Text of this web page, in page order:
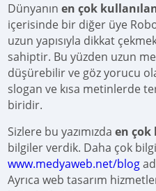
Dünyanınen çok
içerisinde bir diğer üye
uzun yapısıyla dikkat
sahiptir. Bu yüzden uzun
düşürebilir ve göz yorucu
slogan ve kısa metinlerde
biridir.
Sizlere bu yazımızdaen
bilgiler verdik. Daha çok
www.medyaweb.net/blog
Ayrıca web tasarım